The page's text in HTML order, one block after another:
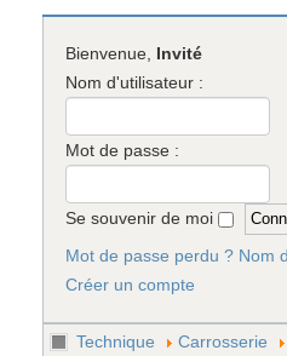
Bienvenue, Invité
Nom d'utilisateur :
Mot de passe :
Se souvenir de moi
Mot de passe perdu ? Nom
Créer un compte
Technique Carrosserie